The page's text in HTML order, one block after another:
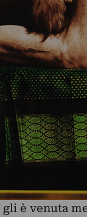
gli è venuta